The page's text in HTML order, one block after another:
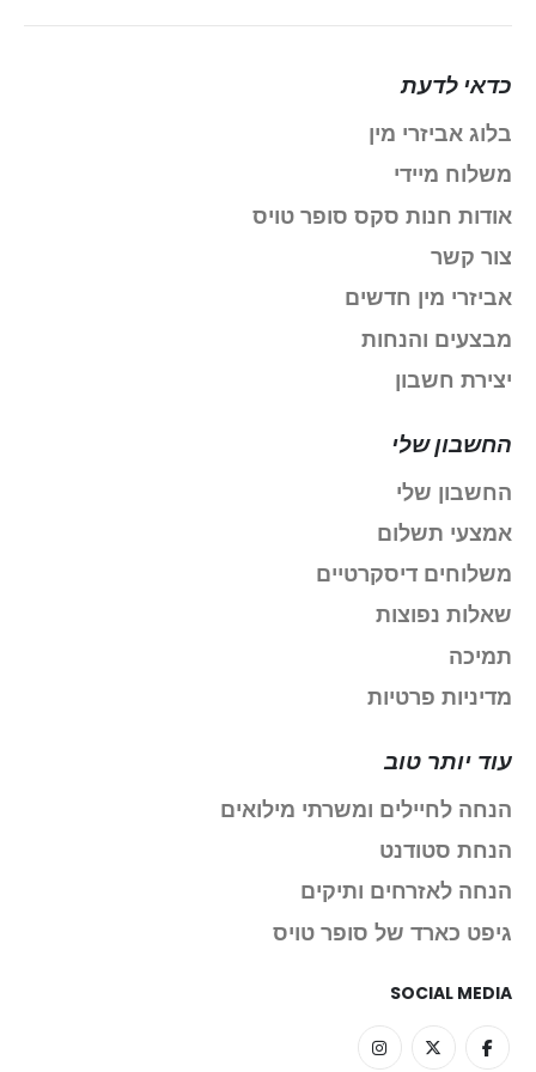
כדאי לדעת
בלוג אביזרי מין
משלוח מיידי
אודות חנות סקס סופר טויס
צור קשר
אביזרי מין חדשים
מבצעים והנחות
יצירת חשבון
החשבון שלי
החשבון שלי
אמצעי תשלום
משלוחים דיסקרטיים
שאלות נפוצות
תמיכה
מדיניות פרטיות
עוד יותר טוב
הנחה לחיילים ומשרתי מילואים
הנחת סטודנט
הנחה לאזרחים ותיקים
גיפט כארד של סופר טויס
SOCIAL MEDIA